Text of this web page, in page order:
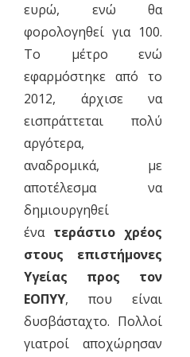
ευρώ, ενώ θα
φορολογηθεί για 100.
Το μέτρο ενώ
εφαρμόστηκε από το
2012, άρχισε να
εισπράττεται πολύ
αργότερα,
αναδρομικά, με
αποτέλεσμα να
δημιουργηθεί
ένα τεράστιο χρέος
στους επιστήμονες
Υγείας προς τον
ΕΟΠΥΥ, που είναι
δυσβάσταχτο. Πολλοί
γιατροί αποχώρησαν